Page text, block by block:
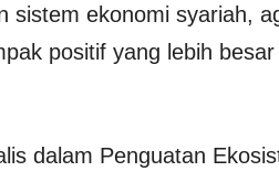
sistem ekonomi syariah,
positif yang lebih
dalam Penguatan